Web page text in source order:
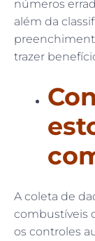
números
além da
trazer
A coleta de
combustíveis
os controles